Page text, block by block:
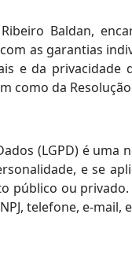
Baldan,
as garantias
e da
como da
(LGPD) é
e se
público ou
telefone, e-